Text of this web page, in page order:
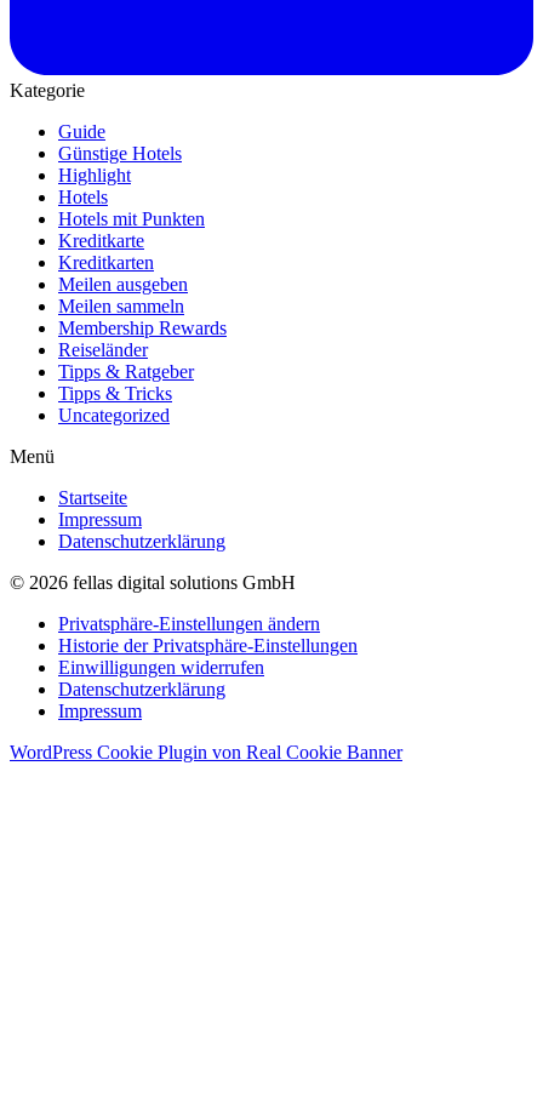
Kategorie
Guide
Günstige Hotels
Highlight
Hotels
Hotels mit Punkten
Kreditkarte
Kreditkarten
Meilen ausgeben
Meilen sammeln
Membership Rewards
Reiseländer
Tipps & Ratgeber
Tipps & Tricks
Uncategorized
Menü
Startseite
Impressum
Datenschutzerklärung
© 2026 fellas digital solutions GmbH
Privatsphäre-Einstellungen ändern
Historie der Privatsphäre-Einstellungen
Einwilligungen widerrufen
Datenschutzerklärung
Impressum
WordPress Cookie Plugin von Real Cookie Banner